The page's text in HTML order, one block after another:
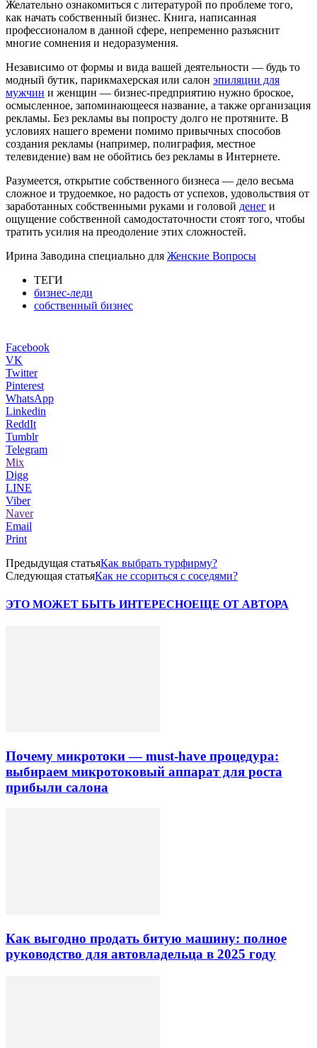
Желательно ознакомиться с литературой по проблеме того,
как начать собственный бизнес. Книга, написанная
профессионалом в данной сфере, непременно разъяснит
многие сомнения и недоразумения.
Независимо от формы и вида вашей деятельности — будь то
модный бутик, парикмахерская или салон эпиляции для
мужчин и женщин — бизнес-предприятию нужно броское,
осмысленное, запоминающееся название, а также организация
рекламы. Без рекламы вы попросту долго не протяните. В
условиях нашего времени помимо привычных способов
создания рекламы (например, полиграфия, местное
телевидение) вам не обойтись без рекламы в Интернете.
Разумеется, открытие собственного бизнеса — дело весьма
сложное и трудоемкое, но радость от успехов, удовольствия от
заработанных собственными руками и головой денег и
ощущение собственной самодостаточности стоят того, чтобы
тратить усилия на преодоление этих сложностей.
Ирина Заводина специально для Женские Вопросы
ТЕГИ
бизнес-леди
собственный бизнес
Facebook
VK
Twitter
Pinterest
WhatsApp
Linkedin
ReddIt
Tumblr
Telegram
Mix
Digg
LINE
Viber
Naver
Email
Print
Предыдущая статьяКак выбрать турфирму?
Следующая статьяКак не ссориться с соседями?
ЭТО МОЖЕТ БЫТЬ ИНТЕРЕСНОЕЩЕ ОТ АВТОРА
Почему микротоки — must-have процедура:
выбираем микротоковый аппарат для роста
прибыли салона
Как выгодно продать битую машину: полное
руководство для автовладельца в 2025 году